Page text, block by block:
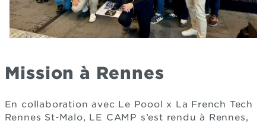
Mission à Rennes
En collaboration avec Le Poool x La French Tech
Rennes St-Malo, LE CAMP s’est rendu à Rennes,